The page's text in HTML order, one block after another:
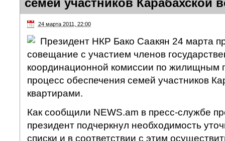
семей участников Карабахской
24 марта 2011, 22:00
Президент НКР Бако Саакян 24 марта
совещание с участием членов
координационной комиссии по жилищным
процесс обеспечения семей участников
квартирами.
Как сообщили NEWS.am в пресс-службе
президент подчеркнул необходимость
списки и в соответствии с этим